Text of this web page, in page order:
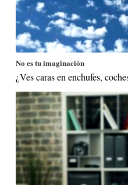
No es tu imaginación
¿Ves caras en enchufes,